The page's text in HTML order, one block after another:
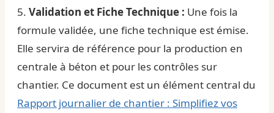
5. Validation et Fiche Technique : Une fois la
formule validée, une fiche technique est émise.
Elle servira de référence pour la production en
centrale à béton et pour les contrôles sur
chantier. Ce document est un élément central du
Rapport journalier de chantier : Simplifiez vos